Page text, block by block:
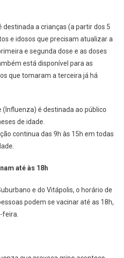
Contra
A
Covid-
19
E
Sábado,
destinada a crianças (a partir dos 5
e idosos que precisam atualizar a
e segunda dose e as doses
está disponível para as
que tomaram a terceira já há
é destinada ao público
de idade.
continua das 9h às 15h em todas
até às 18h
e do Vitápolis, o horário de
podem se vacinar até as 18h,